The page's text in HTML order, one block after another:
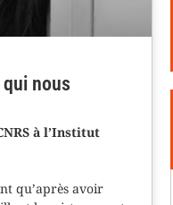
nous
à l’Institut
qu’après avoir